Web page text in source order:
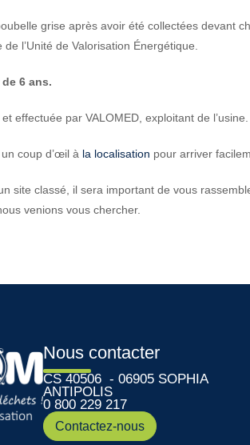
grise après avoir été collectées devant
l’Unité de Valorisation Énergétique.
6 ans.
effectuée par VALOMED, exploitant de l’usine.
coup d’œil à la localisation pour arriver
site classé, il sera important de vous
venions vous chercher.
Nous contacter
CS 40506 - 06905 SOPHIA
ANTIPOLIS
0 800 229 217
Contactez-nous